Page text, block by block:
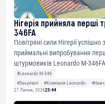
Нігерія прийняла перші
346FA
Повітряні сили Нігерії
приймальні випробування
штурмовиків Leonardo M-
#Leonardo M-346
#Закупівлі
#Компанія Leonardo
27 Липня, 202623:44